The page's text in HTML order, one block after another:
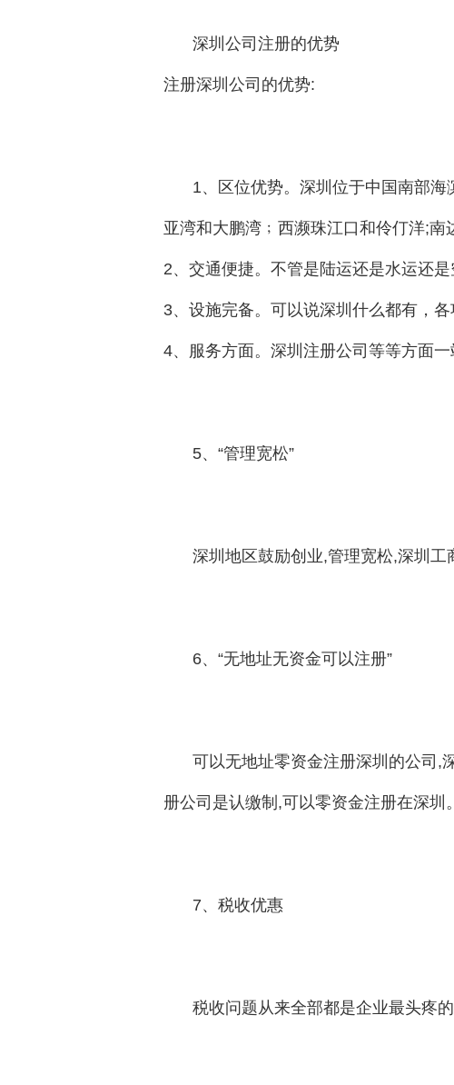
深圳公司注册的优势
注册深圳公司的优势:
1、区位优势。深圳位于中国南部
亚湾和大鹏湾﹔西濒珠江口和伶仃洋;
2、交通便捷。不管是陆运还是水运还是
3、设施完备。可以说深圳什么都有，各
4、服务方面。深圳注册公司等等方面
5、“管理宽松”
深圳地区鼓励创业,管理宽松,深圳
6、“无地址无资金可以注册”
可以无地址零资金注册深圳的公司,
册公司是认缴制,可以零资金注册在深圳。
7、税收优惠
税收问题从来全部都是企业最头疼